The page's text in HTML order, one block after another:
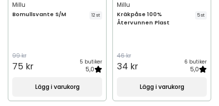
Millu
Bomullsvante S/M 12 st
99 kr
75 kr 5 butiker
5,0
Lägg i varukorg
Millu
Kräkpåse 100%
Återvunnen Plast
5 st
46 kr
34 kr 6 butiker
5,0
Lägg i varukorg